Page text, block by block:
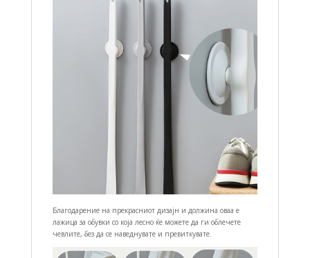
Благодарение на прекрасниот дизајн и должина оваа е
лажица за обувки со која лесно ќе можете да ги облечете
чевлите, без да се наведнувате и превиткувате.